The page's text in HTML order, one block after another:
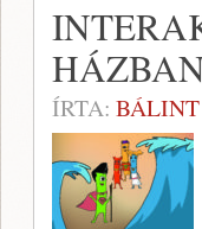
ÍRTA: